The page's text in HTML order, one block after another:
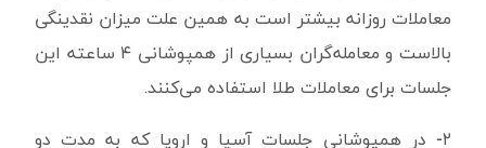
معاملات روزانه بیشتر است به همین علت میزان نقدینگی
بالاست و معامله‌گران بسیاری از همپوشانی ۴ ساعته این
جلسات برای معاملات طلا استفاده می‌کنند.
۲- در همپوشانی جلسات آسیا و اروپا که به مدت دو